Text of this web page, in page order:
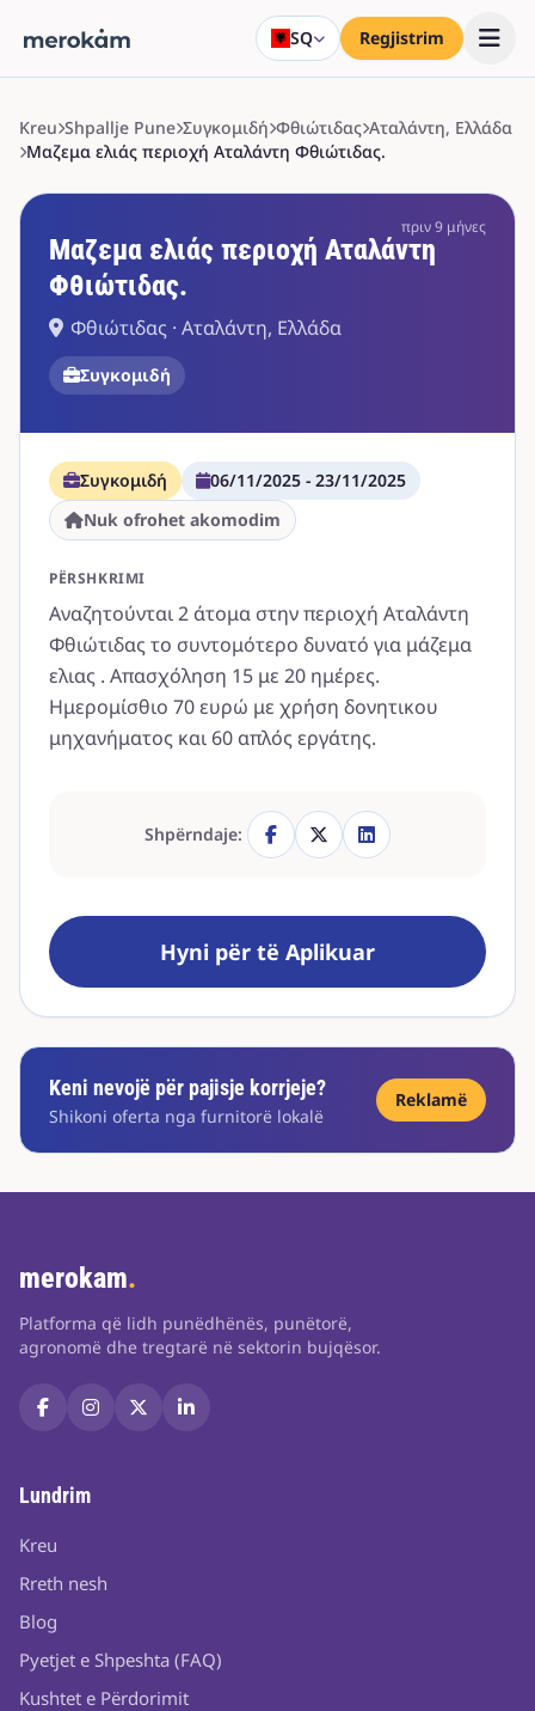
SQ Regjistrim
Kreu Shpallje Pune Συγκομιδή Φθιώτιδας Αταλάντη, Ελλάδα
Μαζεμα ελιάς περιοχή Αταλάντη Φθιώτιδας.
πριν 9 μήνες
Μαζεμα ελιάς περιοχή Αταλάντη
Φθιώτιδας.
Φθιώτιδας · Αταλάντη, Ελλάδα
Συγκομιδή
Συγκομιδή
06/11/2025 - 23/11/2025
Nuk ofrohet akomodim
PËRSHKRIMI
Αναζητούνται 2 άτομα στην περιοχή Αταλάντη
Φθιώτιδας το συντομότερο δυνατό για μάζεμα
ελιας . Απασχόληση 15 με 20 ημέρες.
Ημερομίσθιο 70 ευρώ με χρήση δονητικου
μηχανήματος και 60 απλός εργάτης.
Shpërndaje:
Hyni për të Aplikuar
Keni nevojë për pajisje korrjeje?
Shikoni oferta nga furnitorë lokalë
Reklamë
merokam.
Platforma që lidh punëdhënës, punëtorë,
agronomë dhe tregtarë në sektorin bujqësor.
Lundrim
Kreu
Rreth nesh
Blog
Pyetjet e Shpeshta (FAQ)
Kushtet e Përdorimit